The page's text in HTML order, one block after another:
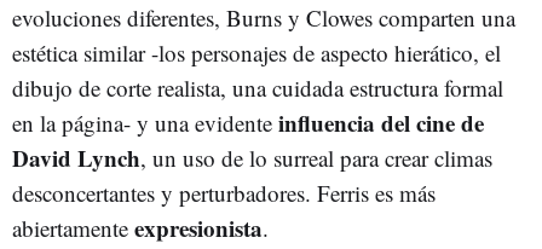
evoluciones diferentes, Burns y Clowes comparten una
estética similar -los personajes de aspecto hierático, el
dibujo de corte realista, una cuidada estructura formal
en la página- y una evidente influencia del cine de
David Lynch, un uso de lo surreal para crear climas
desconcertantes y perturbadores. Ferris es más
abiertamente expresionista.